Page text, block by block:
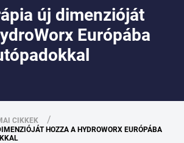
új dimenzióját
Európába
CIKKEK /
HOZZA A HYDROWORX EURÓPÁBA